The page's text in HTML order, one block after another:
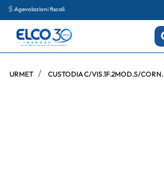
Agevolazioni fiscali
URMET CUSTODIA C/VIS.1F.2MOD.S/CORN.